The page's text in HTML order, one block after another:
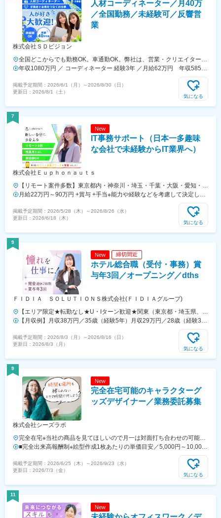
ープ、東芝グループ、パナソニックグループ関西：三菱重工業、ロー
ム、住友ゴム工業、広島：広島ホームテレビ、マツダロジスティクスな
ど、配属先は大手有名企業やグループ会社が中心。4295名以上が就業
先企業の直接雇用へ！（2026年3月末実績）入社後平均2年で直接雇用
化、直接雇用後は年収が平均で60万円UP！＜受動喫煙対策あり＞敷地
内および屋内は原則禁煙（就業先により異なるため就業条件明示書で明
示します）※自動車通勤OK（エリア・配属先によって変動）
人材コーディネーター／月40万
／全国勤務／未経験可／反響営
業
株式会社ＳＤビジョン
全国どこからでも勤務OK。車通勤OK。弊社は、営業・クリエイター中
心のカルチャーだから、働く場所の自由度は抜群。研修期間は指定勤務
先への出勤となります。引越に抵抗がある方は、”引越費用 補助制度”を
利用下さい。■引越費用補助：社内規定により【最大10万円迄】支給■
家具・家電購入費用補助：社内規定により【最大20万円まで】支給・
をお持ちの方【該当条件以外の方へ】上記以外の方（未経験者・他職
種・初めての転職の方・異業種からの応募等）についても、・社会人経
験や職歴（前職種での実績等）・転居の必要性、ご家族の有無、ご自身
の経済状況や生活上の課題等を総合的に考慮し、当社内の審査・規定に
基づき、適用可否や支給上限、対象品目を個別に検討・決定します。詳
細な審査基準、支給条件、申請手順・必要書類、過去の適用実例等は面
接時に丁寧にご説明いたします。
年収1080万円 ／ コーディネーター 経験3年 ／月給62万円 年収585万
掲載予定期間： 2026/6/1（月） ～2026/8/30（日）
更新日： 2026/8/1（土）
気になる
7
New
IT事務サポート（日本一多趣味
な会社で未経験からIT業界へ）
株式会社Ｅｕｐｈｏｎａｕｔｓ
【リモート案件多数】東京都内・神奈川・埼玉・千葉・大阪・愛知・福
岡などの各プロジェクト先勤務となります。◎希望を考慮した配属先◎
東京23区・各都市の案件、または在宅勤務◎スキルを身につければ完
全在宅ワークも可能！◆U・Iターン歓迎。◆リモートも可能です！◆配
属先のない地域でも案件を開拓します！◆採用面談はWebで1回のみ！
区名駅3-26-8KDX名古屋駅前ビル 13F【福岡オフィス】福岡県福岡市
博多区博多駅東1-1-33はかた近代ビル7F
月給22万円～90万円 +賞与 +手当※能力や経験などを考慮して決定しま
す。※月給には固定残業代（10時間分、15,500円～）が含まれていま
す。※固定残業代は月給によって変動いたします。※固定残業代の超過
分は別途支給します。※試用期間3ヶ月（期間中は契約社員となりま
現しています。転職後の年収UPだけでなく、入社後のキャリアアップ
でさらに収入アップを叶えられます！
掲載予定期間： 2026/5/28（木） ～2026/8/26（水）
更新日： 2026/6/18（木）
気になる
9
New 締切間近
ホテル総合職（受付・事務）賞
与年3回／オープニング／dths
ＦＩＤＩＡ ＳＯＬＵＴＩＯＮＳ株式会社(ＦＩＤＩＡグループ)
【エリア限定★転勤なし★U・Iターン歓迎★関東（東京都・埼玉県、神
奈川県）、関西（大阪府、兵庫県、京都府）にあるいずれかのホテル】
◎100%希望拠点に配属！地域に根ざして働けます＜配属先一覧＞■関
東東京都・埼玉県、神奈川県■関西大阪府、兵庫県、京都府◎転居を伴
う転勤なし！◎直行直帰OK！▼事業所【事業所住所】東京都港区六本
阪市北区大深町3-1 グランフロント大阪北館6階・JR各線「大阪駅」よ
り徒歩2分・阪急各線「梅田駅」より徒歩5分
【月収例】月収38万円／35歳（経験5年）月収29万円／28歳（経験3
年）【エリア別給与】■関東（東京都・埼玉県、神奈川県）月給
215,000円～300,000円＋諸手当＋賞与年3回■関西（大阪府・兵庫県・
京都府）月給205,000円～280,000円＋諸手当＋賞与年3回※残業代は別
掲載予定期間： 2026/8/3（月） ～2026/8/16（日）
更新日： 2026/8/3（月）
気になる
9
New
完全在宅可能のキャラクターグ
ッズデザイナー／業務委託募集
株式会社シーズラボ
完全在宅※当社の商品を見てほしいので月一は対面打ち合わせの可能性
がございます！★フルリモートのため全国・海外からでもOK★出社・
転勤一切なし！本社住所東京都千代田区神田須田町2‐7‐1 BIZCORE神
田須田町10F《交通》◎都営新宿線「岩本町駅」A2出口より徒歩1分
◎JR各線、つくばエクスプレス、東京メトロ日比谷線「秋葉原駅」よ
■完全出来高報酬制※絵型作成1枚あたりの単価目安／5,000円～10,000
円（修正込み）月収例：①20万円（所要時間目安：160時間）②10万
円（所要時間目安：80時間）③5万円（所要時間目安：40時間）
掲載予定期間： 2026/6/25（木） ～2026/9/23（水）
更新日： 2026/7/3（金）
気になる
11
New